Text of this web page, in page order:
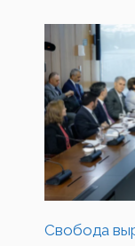
Свобода